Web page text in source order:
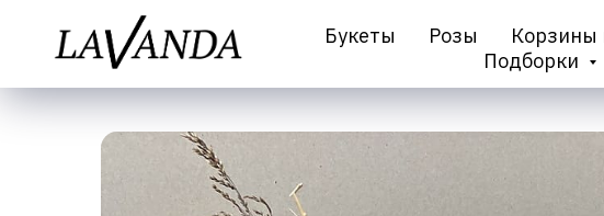
Букеты Розы Корзины
Подборки